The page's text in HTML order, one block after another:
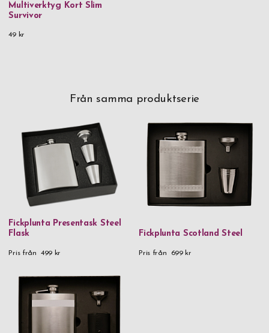
Multiverktyg Kort Slim
Survivor
49 kr
Från samma produktserie
Fickplunta Presentask Steel
Flask
Pris från 499 kr
Fickplunta Scotland Steel
Pris från 699 kr